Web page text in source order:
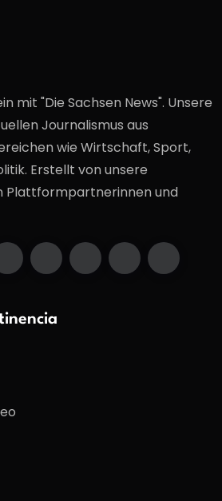
mit "Die Sachsen News". Unsere
Journalismus aus
wie Wirtschaft, Sport,
Erstellt von unsere
Plattformpartnerinnen und